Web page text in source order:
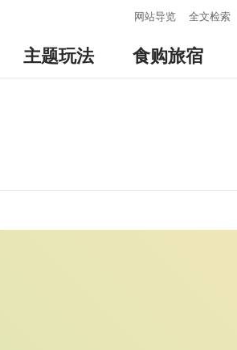
网站导览 全文检索
主题玩法 食购旅宿